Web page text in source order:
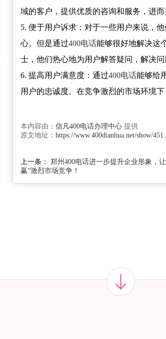
域的客户，提供优质的咨询和服务，进
5. 便于用户诉求：对于一些用户来说，
心。但是通过400电话能够很好地解决这
士，他们热心地为用户解答疑问，解决问
6. 提高用户满意度：通过400电话能够给
用户的忠诚度。在竞争激烈的市场环境
本内容由： 信凡400电话办理中心 提供
原文地址： https://www.400dianhua.net/show/
上一条： 郑州400电话进一步提升企业形象，
赢”激烈市场竞争！